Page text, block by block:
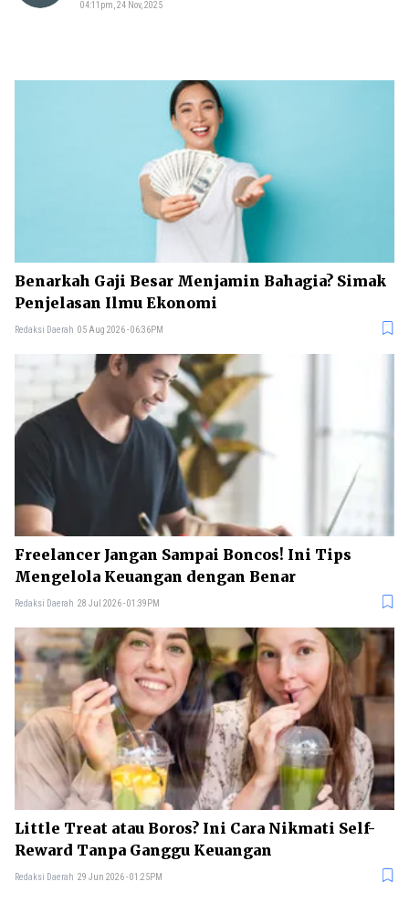
04:11pm, 24 Nov, 2025
Benarkah Gaji Besar Menjamin Bahagia? Simak
Penjelasan Ilmu Ekonomi
Redaksi Daerah 05 Aug 2026 - 06:36PM
Freelancer Jangan Sampai Boncos! Ini Tips
Mengelola Keuangan dengan Benar
Redaksi Daerah 28 Jul 2026 - 01:39PM
Little Treat atau Boros? Ini Cara Nikmati Self-
Reward Tanpa Ganggu Keuangan
Redaksi Daerah 29 Jun 2026 - 01:25PM